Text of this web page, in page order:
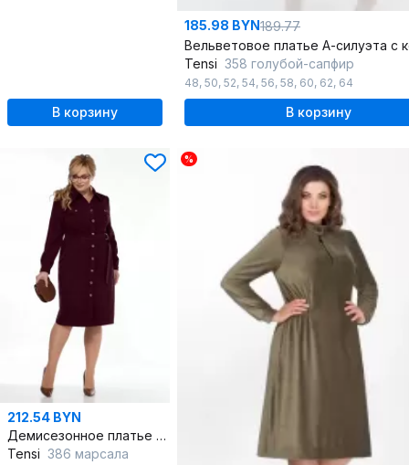
В корзину
185.98 BYN189.77
Tensi 358 голубой-сапфир
48, 50, 52, 54, 56, 58, 60, 62, 64
В корзину
212.54 BYN
Демисезонное платье сафари из вельвета и вискозы для повседневной одежды
Tensi 386 марсала
%